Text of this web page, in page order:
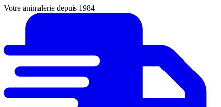
Votre animalerie depuis 1984